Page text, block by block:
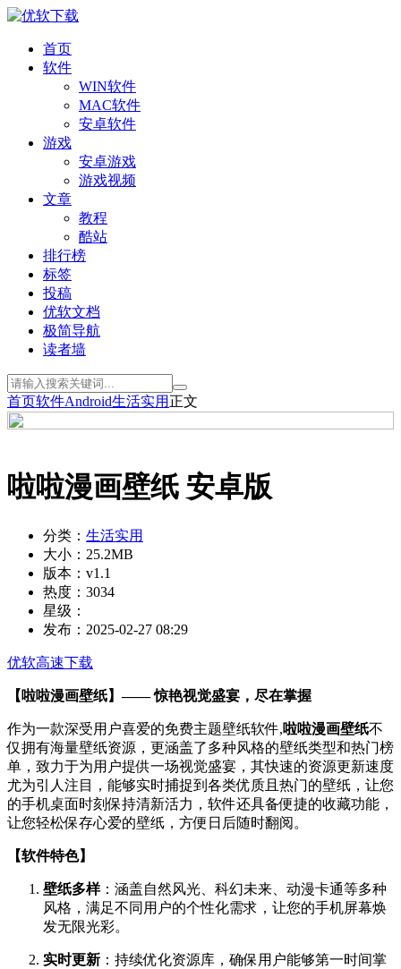
首页
软件
WIN软件
MAC软件
安卓软件
游戏
安卓游戏
游戏视频
文章
教程
酷站
排行榜
标签
投稿
优软文档
极简导航
读者墙
首页软件Android生活实用 正文
啦啦漫画壁纸 安卓版
分类： 生活实用
大小： 25.2MB
版本： v1.1
热度： 3034
星级：
发布： 2025-02-27 08:29
优软高速下载
【啦啦漫画壁纸】—— 惊艳视觉盛宴，尽在掌握
作为一款深受用户喜爱的免费主题壁纸软件,啦啦漫画壁纸不
仅拥有海量壁纸资源，更涵盖了多种风格的壁纸类型和热门榜
单，致力于为用户提供一场视觉盛宴，其快速的资源更新速度
尤为引人注目，能够实时捕捉到各类优质且热门的壁纸，让您
的手机桌面时刻保持清新活力，软件还具备便捷的收藏功能，
让您轻松保存心爱的壁纸，方便日后随时翻阅。
【软件特色】
壁纸多样：涵盖自然风光、科幻未来、动漫卡通等多种
风格，满足不同用户的个性化需求，让您的手机屏幕焕
发无限光彩。
实时更新 ：持续优化资源库，确保用户能够第一时间掌